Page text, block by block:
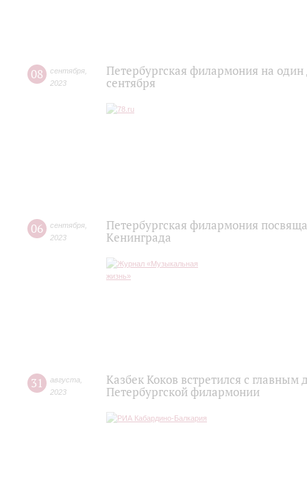
08 сентября
2023
Петербургская филармония на
сентября
06 сентября
2023
Петербургская филармония
Kенинграда
31 августа
2023
Казбек Коков встретился с
Петербургской филармонии